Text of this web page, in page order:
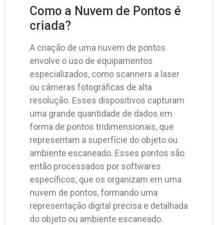
Como a Nuvem de Pontos é
criada?
A criação de uma nuvem de pontos
envolve o uso de equipamentos
especializados, como scanners a laser
ou câmeras fotográficas de alta
resolução. Esses dispositivos capturam
uma grande quantidade de dados em
forma de pontos tridimensionais, que
representam a superfície do objeto ou
ambiente escaneado. Esses pontos são
então processados por softwares
específicos, que os organizam em uma
nuvem de pontos, formando uma
representação digital precisa e detalhada
do objeto ou ambiente escaneado.